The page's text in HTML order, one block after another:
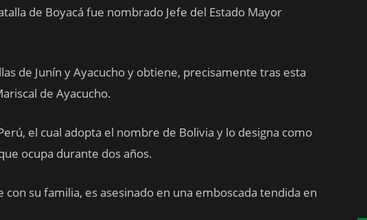
de Boyacá fue nombrado Jefe del Estado Mayor
de Junín y Ayacucho y obtiene, precisamente tras esta
de Ayacucho.
el cual adopta el nombre de Bolivia y lo designa como
ocupa durante dos años.
su familia, es asesinado en una emboscada tendida en